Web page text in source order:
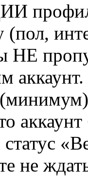
профиль
НЕ
не